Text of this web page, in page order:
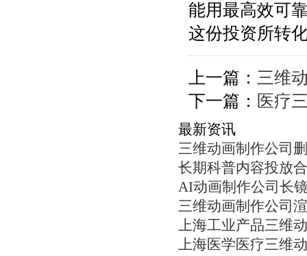
能用最高效可
这份投资所转
上一篇： 三维
下一篇： 医疗
最新资讯
三维动画制作公司
长期科普内容投放
AI动画制作公司长
三维动画制作公司
上海工业产品三维
上海医学医疗三维